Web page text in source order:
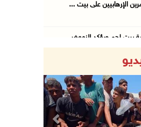
الإرهابيين على بيت ...
بيت لحم ويؤكد النهوض ...
بـ98 شخص ...
Previous